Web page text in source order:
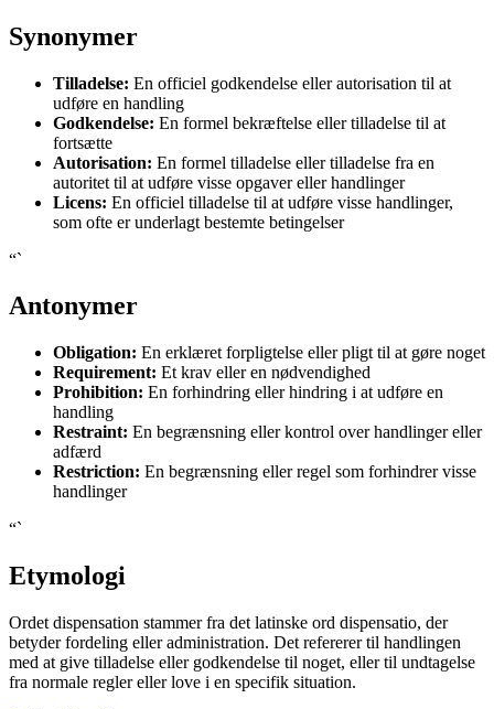
Synonymer
Tilladelse: En officiel godkendelse eller autorisation til at
udføre en handling
Godkendelse: En formel bekræftelse eller tilladelse til at
fortsætte
Autorisation: En formel tilladelse eller tilladelse fra en
autoritet til at udføre visse opgaver eller handlinger
Licens: En officiel tilladelse til at udføre visse handlinger,
som ofte er underlagt bestemte betingelser
“`
Antonymer
Obligation: En erklæret forpligtelse eller pligt til at gøre noget
Requirement: Et krav eller en nødvendighed
Prohibition: En forhindring eller hindring i at udføre en
handling
Restraint: En begrænsning eller kontrol over handlinger eller
adfærd
Restriction: En begrænsning eller regel som forhindrer visse
handlinger
“`
Etymologi
Ordet dispensation stammer fra det latinske ord dispensatio, der
betyder fordeling eller administration. Det refererer til handlingen
med at give tilladelse eller godkendelse til noget, eller til undtagelse
fra normale regler eller love i en specifik situation.